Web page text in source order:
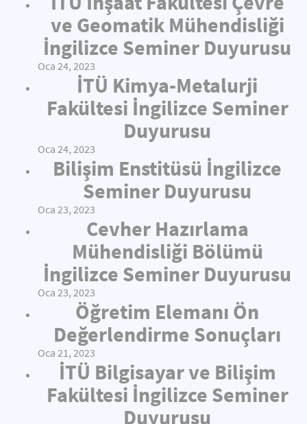
ve Geomatik Mühendisliği
İngilizce Seminer Duyurusu
Oca 24, 2023
İTÜ Kimya-Metalurji
Fakültesi İngilizce Seminer
Duyurusu
Oca 24, 2023
Bilişim Enstitüsü İngilizce
Seminer Duyurusu
Oca 23, 2023
Cevher Hazırlama
Mühendisliği Bölümü
İngilizce Seminer Duyurusu
Oca 23, 2023
Öğretim Elemanı Ön
Değerlendirme Sonuçları
Oca 21, 2023
İTÜ Bilgisayar ve Bilişim
Fakültesi İngilizce Seminer
Duyurusu